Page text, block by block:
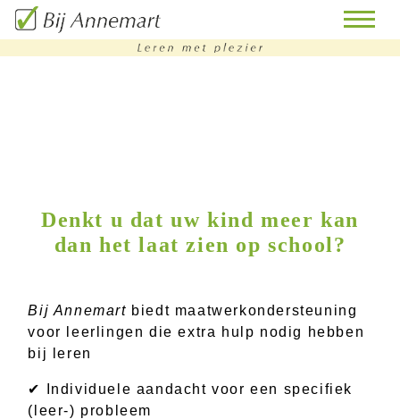
bijles
huiswerkbegeleiding
training
contact
Denkt u dat uw kind meer kan
dan het laat zien op school?
Bij Annemart biedt maatwerkondersteuning
voor leerlingen die extra hulp nodig hebben
bij leren
✔ Individuele aandacht voor een specifiek
(leer-) probleem